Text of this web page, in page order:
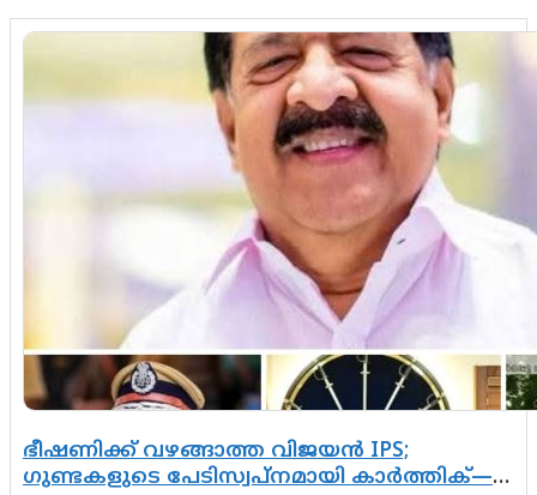
ഭീഷണിക്ക് വഴങ്ങാത്ത വിജയൻ IPS;
ഗുണ്ടകളുടെ പേടിസ്വപ്നമായി കാർത്തിക്—